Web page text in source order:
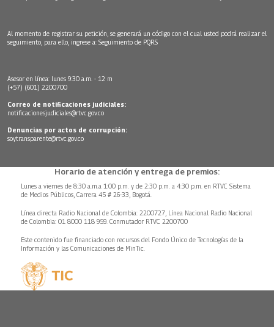
Al momento de registrar su petición, se generará un código con el cual usted podrá realizar el
seguimiento, para ello, ingrese a: Seguimiento de PQRS
Asesor en línea: lunes 9:30 a.m. - 12 m
(+57) (601) 2200700
Correo de notificaciones judiciales:
notificacionesjudiciales@rtvc.gov.co
Denuncias por actos de corrupción:
soytransparente@rtvc.gov.co
Horario de atención y entrega de premios:
Lunes a viernes de 8:30 a.m.a 1:00 p.m. y de 2:30 p.m. a 4:30 p.m. en RTVC Sistema
de Medios Públicos, Carrera 45 # 26-33, Bogotá.
Línea directa Radio Nacional de Colombia: 2200727, Línea Nacional Radio Nacional
de Colombia: 01 8000 118 959. Conmutador RTVC 2200700
Este contenido fue financiado con recursos del Fondo Único de Tecnologías de la
Información y las Comunicaciones de MinTic.